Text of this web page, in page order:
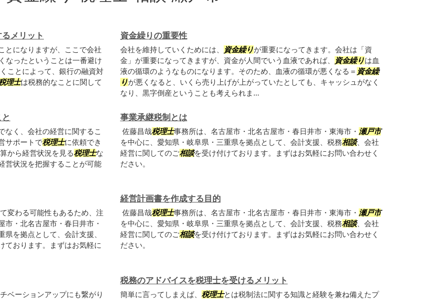
メリット
とになりますが、ここで会社
なったということは一番避け
ことによって、銀行の融資対
理士は税務的なことに関して
資金繰りの重要性
会社を維持していくためには、 資金繰りが重要になってきます。会社は「資
金」が重要になってきますが、資金が人間でいう血液であれば、
資金繰りは血
液の循環のようなものになります。そのため、血液の循環が悪くなる＝ 資金繰
りが悪くなると、いくら売り上げが上がっていたとしても、キャッシュがなく
なり、黒字倒産ということも考えられま...
なく、会社の経営に関するこ
サポートで税理士に依頼でき
から経営状況を見る税理士な
営状況を把握することが可能
事業承継税制とは
佐藤昌哉税理士事務所は、名古屋市・北名古屋市・春日井市・東海市・ 瀬戸市
を中心に、愛知県・岐阜県・三重県を拠点として、会計支援、税務相談、会社
経営に関してのご相談を受け付けております。まずはお気軽にお問い合わせく
ださい。
変わる可能性もあるため、注
市・北名古屋市・春日井市・
を拠点として、会計支援、
ております。まずはお気軽に
経営計画書を作成する目的
佐藤昌哉税理士事務所は、名古屋市・北名古屋市・春日井市・東海市・ 瀬戸市
を中心に、愛知県・岐阜県・三重県を拠点として、会計支援、税務相談、会社
経営に関してのご相談を受け付けております。まずはお気軽にお問い合わせく
ださい。
ベーションアップにも繋がり
税務のアドバイスを税理士を受けるメリット
簡単に言ってしまえば、 税理士とは税制法に関する知識と経験を兼ね備えたプ